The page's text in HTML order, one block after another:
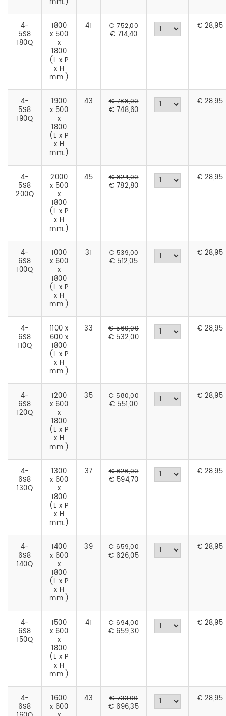
4-
5S8
180Q
1800
x 500
x
1800
(L x P
x H
mm.)
41 € 752,00
€ 714,40
€ 28,95
4-
5S8
190Q
1900
x 500
x
1800
(L x P
x H
mm.)
43 € 788,00
€ 748,60
€ 28,95
4-
5S8
200Q
2000
x 500
x
1800
(L x P
x H
mm.)
45 € 824,00
€ 782,80
€ 28,95
4-
6S8
100Q
1000
x 600
x
1800
(L x P
x H
mm.)
31 € 539,00
€ 512,05
€ 28,95
4-
6S8
110Q
1100 x
600 x
1800
(L x P
x H
mm.)
33 € 560,00
€ 532,00
€ 28,95
4-
6S8
120Q
1200
x 600
x
1800
(L x P
x H
mm.)
35 € 580,00
€ 551,00
€ 28,95
4-
6S8
130Q
1300
x 600
x
1800
(L x P
x H
mm.)
37 € 626,00
€ 594,70
€ 28,95
4-
6S8
140Q
1400
x 600
x
1800
(L x P
x H
mm.)
39 € 659,00
€ 626,05
€ 28,95
4-
6S8
150Q
1500
x 600
x
1800
(L x P
x H
mm.)
41 € 694,00
€ 659,30
€ 28,95
4-
6S8
1600
x 600
43 € 733,00
€ 696,35
€ 28,95